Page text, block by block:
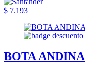
$ 7.193
BOTA ANDINA